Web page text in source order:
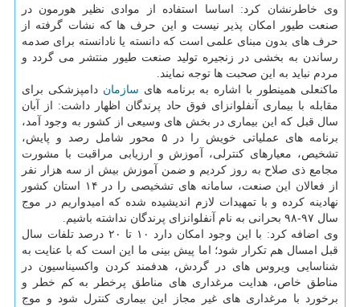
وی خاطرنشان كرد: اساسا استفاده از موادی نظیر هورمون در
صنعت طیور امكان پذیر نیست و این حرف ها كه نشات گرفته از
حرف های بدون مبنای علمی است كه دانسته یا نادانسته برای صدمه
رساندن به بخشی در زنجیره تولید صنعت طیور منتشر می گردد و
مردم نباید به این صحبت ها توجه نمایند.
ماكنعلی همینطور با اشاره به برنامه های سازمان دامپزشكی برای
مقابله با بیماری آنفلوانزای فوق حاد پرندگان اظهار داشت: از آبان
سال قبل كه این بیماری در بخش های وسیعی از كشور به وجود آمد،
برنامه های عملیاتی خویش را در ۵ محور شامل رصد و پایش،
تشخیص، معیارهای كنترلی، آموزش و ارزیابی مراقبت با مشورت
مجامع ذی صلاح به روز كردیم و ضمن آموزش بیش از سه هزار نفر
از فعالان این صنعت، سامانه های تشخیصی را در ۱۴ استان كشور
نهادینه كرده و با تمهیدات لازم اندیشیده شده كه امیدواریم در موج
سال ۹۷-۹۸ بحرانی به نام آنفلوانزای پرندگان نداشته باشیم.
وی اضافه كرد: با این وجود امكان دارد ۱۰ تا ۲۰ درصد تلفات سال
قبل امسال هم تكرار شود؛ اما پیش بینی ما این است كه با عنایت به
شناسایی ویروس های در گردش، هدفمند كردن واكسیناسیون در
مناطق خاص، هدایت مرغداری های مناطق پرخطر به كم خطر و
برخورد با مرغداری های غیر مجاز این بیماری كنترل شود و موج